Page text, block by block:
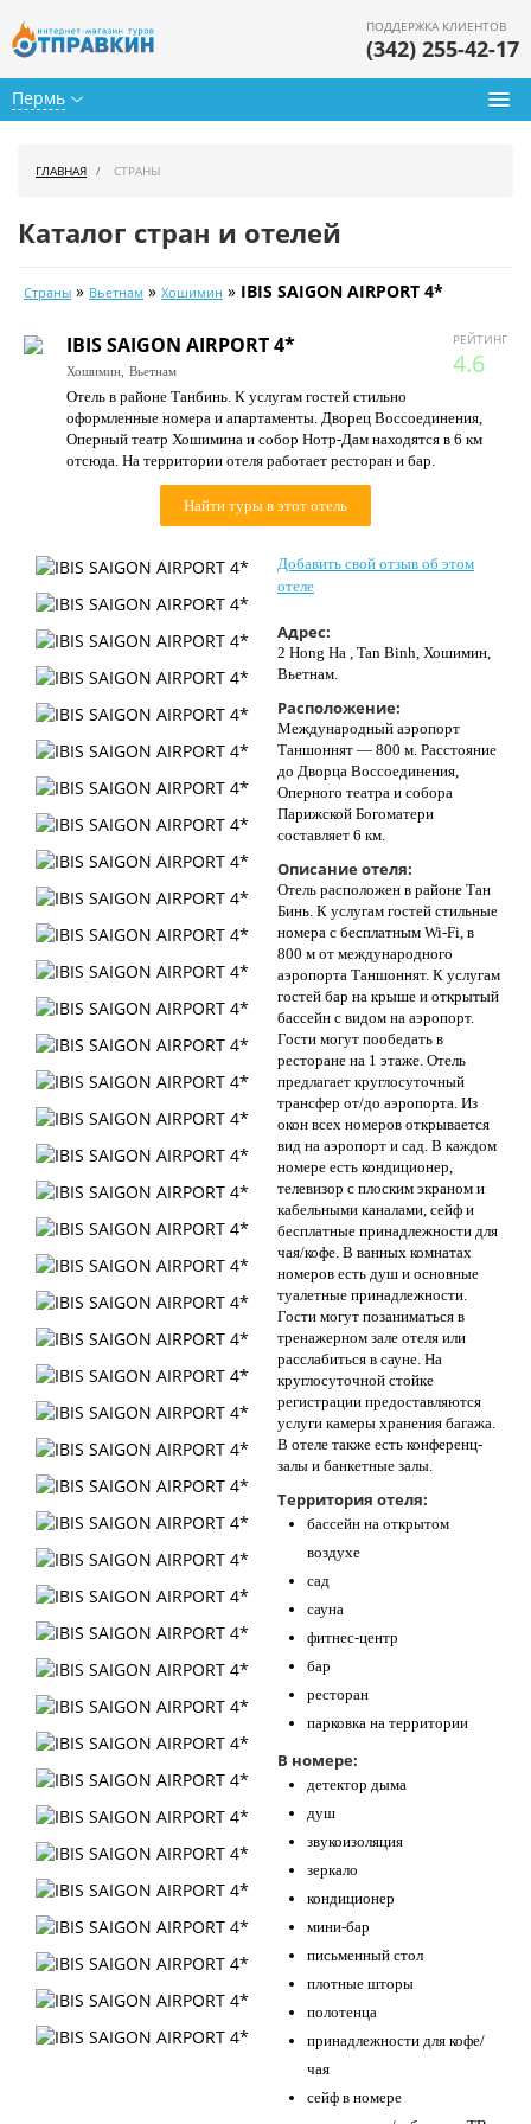
Пермь
ПОДДЕРЖКА КЛИЕНТОВ
(342) 255-42-17
Календарь туров
Цены дня
Страны
Как купить
Контакты
ГЛАВНАЯ СТРАНЫ
Каталог стран и отелей
Страны » Вьетнам » Хошимин » IBIS SAIGON AIRPORT 4*
РЕЙТИНГ
4.6
IBIS SAIGON AIRPORT 4*
Хошимин, Вьетнам
Отель в районе Танбинь. К услугам гостей стильно
оформленные номера и апартаменты. Дворец Воссоединения,
Оперный театр Хошимина и собор Нотр-Дам находятся в 6 км
отсюда. На территории отеля работает ресторан и бар.
Найти туры в этот отель
Добавить свой отзыв об этом
отеле
Адрес:
2 Hong Ha , Tan Binh, Хошимин,
Вьетнам.
Расположение:
Международный аэропорт
Таншоннят — 800 м. Расстояние
до Дворца Воссоединения,
Оперного театра и собора
Парижской Богоматери
составляет 6 км.
Описание отеля:
Отель расположен в районе Тан
Бинь. К услугам гостей стильные
номера с бесплатным Wi-Fi, в
800 м от международного
аэропорта Таншоннят. К услугам
гостей бар на крыше и открытый
бассейн с видом на аэропорт.
Гости могут пообедать в
ресторане на 1 этаже. Отель
предлагает круглосуточный
трансфер от/до аэропорта. Из
окон всех номеров открывается
вид на аэропорт и сад. В каждом
номере есть кондиционер,
телевизор с плоским экраном и
кабельными каналами, сейф и
бесплатные принадлежности для
чая/кофе. В ванных комнатах
номеров есть душ и основные
туалетные принадлежности.
Гости могут позаниматься в
тренажерном зале отеля или
расслабиться в сауне. На
круглосуточной стойке
регистрации предоставляются
услуги камеры хранения багажа.
В отеле также есть конференц-
залы и банкетные залы.
Территория отеля:
бассейн на открытом
воздухе
сад
сауна
фитнес-центр
бар
ресторан
парковка на территории
В номере:
детектор дыма
душ
звукоизоляция
зеркало
кондиционер
мини-бар
письменный стол
плотные шторы
полотенца
принадлежности для кофе/
чая
сейф в номере